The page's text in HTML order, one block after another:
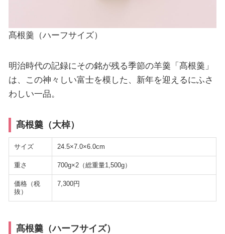
髙根羹（ハーフサイズ）
明治時代の記録にその銘が残る季節の羊羹「髙根羹」
は、この神々しい富士を模した、新年を迎えるにふさ
わしい一品。
髙根羹（大棹）
サイズ 24.5×7.0×6.0cm
重さ 700g×2（総重量1,500g）
価格（税
抜）
7,300円
髙根羹（ハーフサイズ）